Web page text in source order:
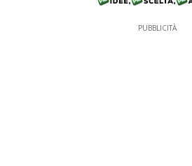
PUBBLICITÀ